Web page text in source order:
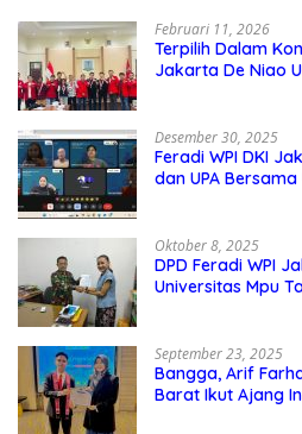
Februari 11, 2026
Terpilih Dalam
Jakarta De Niao
Desember 30, 2025
Feradi WPI DKI
dan UPA
Oktober 8, 2025
DPD Feradi WPI
Universitas Mpu
September 23, 2025
Bangga, Arif
Barat Ikut Ajang